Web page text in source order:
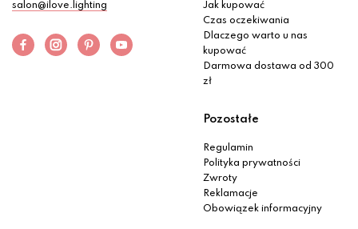
salon@ilove.lighting
Jak kupować
Czas oczekiwania
Dlaczego warto u nas
kupować
Darmowa dostawa od 300
zł
Pozostałe
Regulamin
Polityka prywatności
Zwroty
Reklamacje
Obowiązek informacyjny